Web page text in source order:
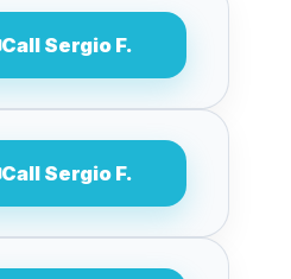
Call Sergio F.
Call Sergio F.